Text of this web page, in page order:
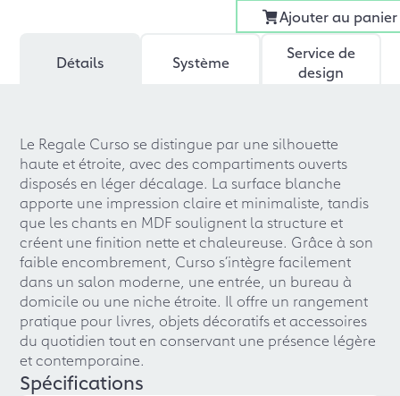
Ajouter au panier
Détails Système
Service de
design
Le Regale Curso se distingue par une silhouette
haute et étroite, avec des compartiments ouverts
disposés en léger décalage. La surface blanche
apporte une impression claire et minimaliste, tandis
que les chants en MDF soulignent la structure et
créent une finition nette et chaleureuse. Grâce à son
faible encombrement, Curso s’intègre facilement
dans un salon moderne, une entrée, un bureau à
domicile ou une niche étroite. Il offre un rangement
pratique pour livres, objets décoratifs et accessoires
du quotidien tout en conservant une présence légère
et contemporaine.
Spécifications